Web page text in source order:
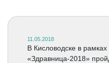
11.05.2018
В Кисловодске в
«Здравница-2018»